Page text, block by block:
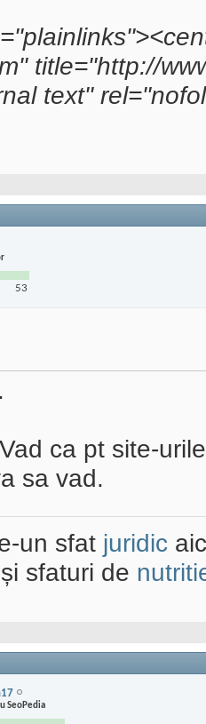
title="http://
text"
53
ca pt site-
sa vad.
un sfat juridic
sfaturi de
SeoPedia